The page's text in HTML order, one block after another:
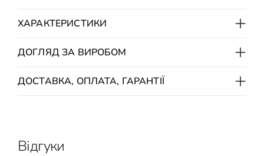
ХАРАКТЕРИСТИКИ
ДОГЛЯД ЗА ВИРОБОМ
ДОСТАВКА, ОПЛАТА, ГАРАНТІЇ
Відгуки